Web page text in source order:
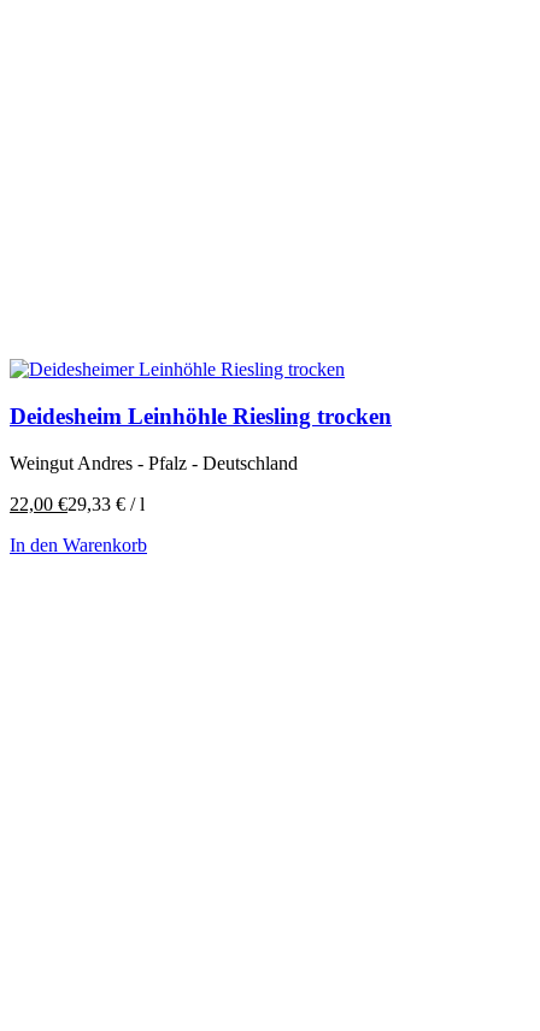
Deidesheim Leinhöhle Riesling trocken
Weingut Andres - Pfalz - Deutschland
22,00 €29,33 € /l
In den Warenkorb